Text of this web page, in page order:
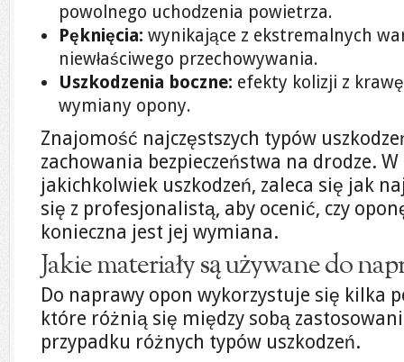
powolnego uchodzenia powietrza.
Pęknięcia: wynikające z ekstremalnych
niewłaściwego przechowywania.
Uszkodzenia boczne: efekty kolizji z
wymiany opony.
Znajomość najczęstszych typów
zachowania bezpieczeństwa na drodze.
jakichkolwiek uszkodzeń, zaleca się jak
się z profesjonalistą, aby ocenić, czy
konieczna jest jej wymiana.
Jakie materiały są używane do
Do naprawy opon wykorzystuje się kilka
które różnią się między sobą
przypadku różnych typów uszkodzeń.